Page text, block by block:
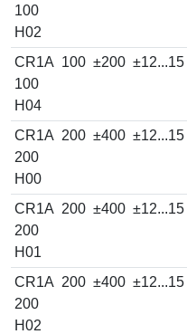
100
H02
CR1A
100
H04
100 ±200 ±12...15
CR1A
200
H00
200 ±400 ±12...15
CR1A
200
H01
200 ±400 ±12...15
CR1A
200
H02
200 ±400 ±12...15